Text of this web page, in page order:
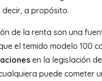
a propósito.
de la renta son una
el temido modelo 100
en la legislación
puede cometer